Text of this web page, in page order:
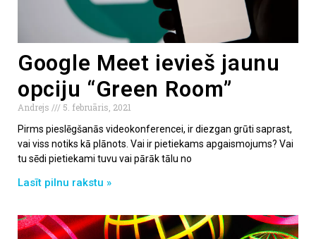
Google Meet ievieš jaunu
opciju “Green Room”
Andrejs
5. februāris, 2021
Pirms pieslēgšanās videokonferencei, ir diezgan grūti saprast,
vai viss notiks kā plānots. Vai ir pietiekams apgaismojums? Vai
tu sēdi pietiekami tuvu vai pārāk tālu no
Lasīt pilnu rakstu »